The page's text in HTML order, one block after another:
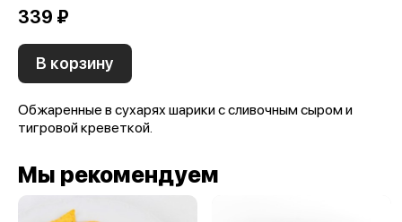
339 ₽
В корзину
Обжаренные в сухарях шарики с сливочным сыром и
тигровой креветкой.
Мы рекомендуем